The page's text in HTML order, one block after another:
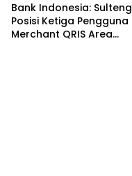
Bank Indonesia: Sulteng
Posisi Ketiga Pengguna
Merchant QRIS Area